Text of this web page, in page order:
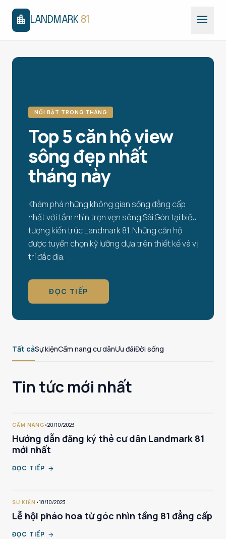
location_city LANDMARK 81 menu
NỔI BẬT TRONG THÁNG
Top 5 căn hộ view
sông đẹp nhất
tháng này
Khám phá những không gian sống đẳng cấp
nhất với tầm nhìn trọn vẹn sông Sài Gòn tại biểu
tượng kiến trúc Landmark 81. Những căn hộ
được tuyển chọn kỹ lưỡng dựa trên thiết kế và vị
trí đắc địa.
ĐỌC TIẾP
Tất cảSự kiệnCẩm nang cư dânƯu đãiĐời sống
Tin tức mới nhất
CẨM NANG •20/10/2023
Hướng dẫn đăng ký thẻ cư dân Landmark 81
mới nhất
ĐỌC TIẾP arrow_forward
SỰ KIỆN •18/10/2023
Lễ hội pháo hoa từ góc nhìn tầng 81 đẳng cấp
ĐỌC TIẾP arrow_forward